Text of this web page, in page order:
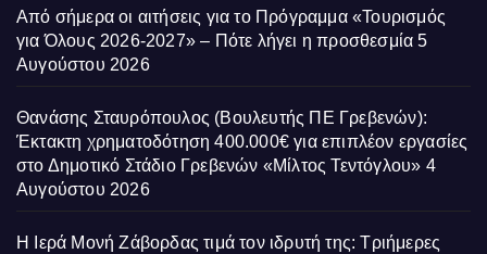
Από σήμερα οι αιτήσεις για το Πρόγραμμα «Τουρισμός
για Όλους 2026-2027» – Πότε λήγει η προσθεσμία 5
Αυγούστου 2026
Θανάσης Σταυρόπουλος (Βουλευτής ΠΕ Γρεβενών):
Έκτακτη χρηματοδότηση 400.000€ για επιπλέον εργασίες
στο Δημοτικό Στάδιο Γρεβενών «Μίλτος Τεντόγλου» 4
Αυγούστου 2026
Η Ιερά Μονή Ζάβορδας τιμά τον ιδρυτή της: Τριήμερες